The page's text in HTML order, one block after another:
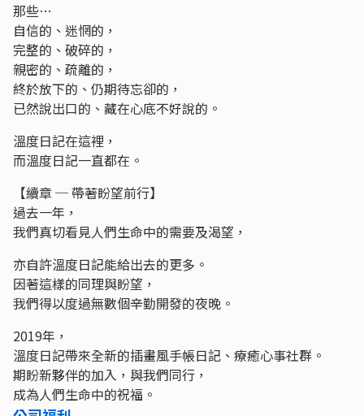
那些…
自信的、迷惘的，
完整的、破碎的，
親密的、疏離的，
終於放下的、仍期待忘卻的，
已然說出口的、藏在心底不好說的。
溫度日記在這裡，
而溫度日記一直都在。
【續章 ─ 帶著盼望前行】
過去一年，
我們真切看見人們生命中的需要及渴望，
亦自許溫度日記能給出去的更多。
因著這樣的同理與盼望，
我們得以度過無數個辛勤開發的夜晚。
2019年，
溫度日記帶來全新的插畫風手帳日記、療癒心事社群。
期盼新夥伴的加入，與我們同行，
成為人們生命中的祝福。